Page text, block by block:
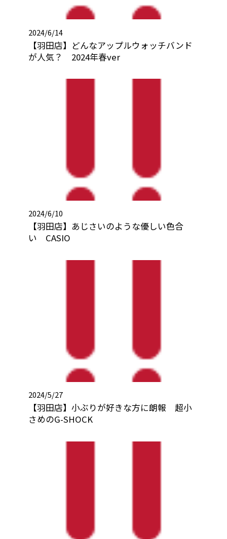
2024/6/14
【羽田店】どんなアップルウォッチバンド
が人気？ 2024年春ver
2024/6/10
【羽田店】あじさいのような優しい色合
い CASIO
2024/5/27
【羽田店】小ぶりが好きな方に朗報 超小
さめのG-SHOCK